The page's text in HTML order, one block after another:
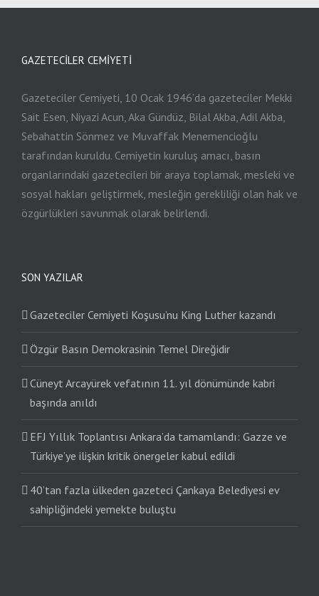
GAZETECILER CEMIYETI
Gazeteciler Cemiyeti, 10 Ocak 1946’da gazeteciler Mekki
Sait Esen, Niyazi Acun, Aka Gündüz, Bilal Akba, Adil Akba,
Sebahattin Sönmez ve Muvaffak Menemencioğlu
tarafından kuruldu. Cemiyetin kuruluş amacı, basın
organlarındaki gazetecileri bir araya toplamak, mesleki ve
sosyal hakları geliştirmek, mesleğin gerekliliği olan hak ve
özgürlükleri savunmak olarak belirlendi.
SON YAZILAR
Gazeteciler Cemiyeti Koşusu’nu King Luther kazandı
Özgür Basın Demokrasinin Temel Direğidir
Cüneyt Arcayürek vefatının 11. yıl dönümünde kabri
başında anıldı
EFJ Yıllık Toplantısı Ankara’da tamamlandı: Gazze ve
Türkiye’ye ilişkin kritik önergeler kabul edildi
40’tan fazla ülkeden gazeteci Çankaya Belediyesi ev
sahipliğindeki yemekte buluştu